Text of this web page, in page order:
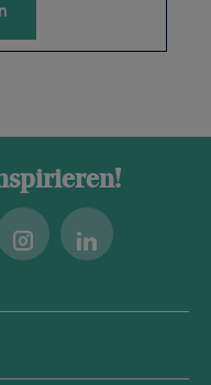
Linkedin